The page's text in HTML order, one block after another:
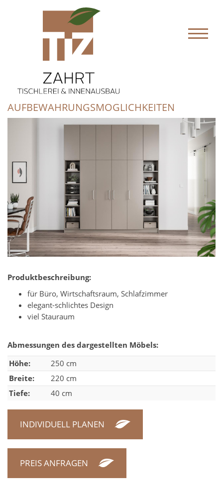
SCHRANK, VIELFÄLTIGE
AUFBEWAHRUNGSMÖGLICHKEITEN
Produktbeschreibung:
für Büro, Wirtschaftsraum, Schlafzimmer
elegant-schlichtes Design
viel Stauraum
Abmessungen des dargestellten Möbels:
Höhe:
250 cm
Breite:
220 cm
Tiefe:
40 cm
INDIVIDUELL PLANEN
PREIS ANFRAGEN